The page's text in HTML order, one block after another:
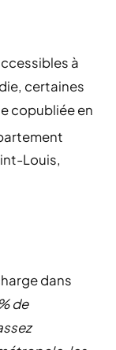
à
certaines
copubliée en
Louis,
dans
de